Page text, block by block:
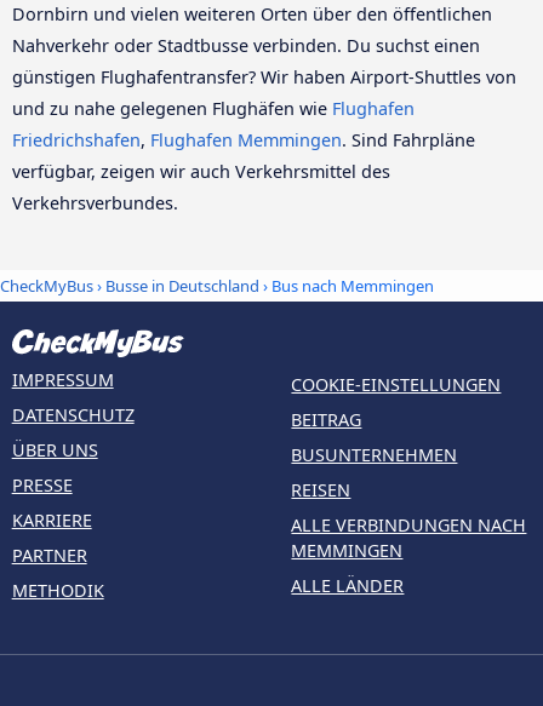
Dornbirn und vielen weiteren Orten über den öffentlichen
Nahverkehr oder Stadtbusse verbinden. Du suchst einen
günstigen Flughafentransfer? Wir haben Airport-Shuttles von
und zu nahe gelegenen Flughäfen wie Flughafen
Friedrichshafen, Flughafen Memmingen. Sind Fahrpläne
verfügbar, zeigen wir auch Verkehrsmittel des
Verkehrsverbundes.
CheckMyBus› Busse in Deutschland › Bus nach Memmingen
IMPRESSUM
DATENSCHUTZ
ÜBER UNS
PRESSE
KARRIERE
PARTNER
METHODIK
COOKIE-EINSTELLUNGEN
BEITRAG
BUSUNTERNEHMEN
REISEN
ALLE VERBINDUNGEN NACH
MEMMINGEN
ALLE LÄNDER